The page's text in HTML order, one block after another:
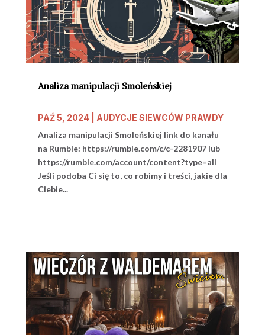
Analiza manipulacji Smoleńskiej
PAŹ 5, 2024| AUDYCJE SIEWCÓW PRAWDY
Analiza manipulacji Smoleńskiej link do kanału
na Rumble: https://rumble.com/c/c-2281907 lub
https://rumble.com/account/content?type=all
Jeśli podoba Ci się to, co robimy i treści, jakie dla
Ciebie...